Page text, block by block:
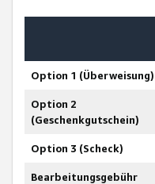
Option 1 (Überweisung)
Option 2
(Geschenkgutschein)
Option 3 (Scheck)
Bearbeitungsgebühr